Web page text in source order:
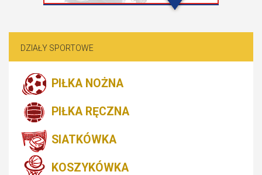
DZIAŁY SPORTOWE
PIŁKA NOŻNA
PIŁKA RĘCZNA
SIATKÓWKA
KOSZYKÓWKA